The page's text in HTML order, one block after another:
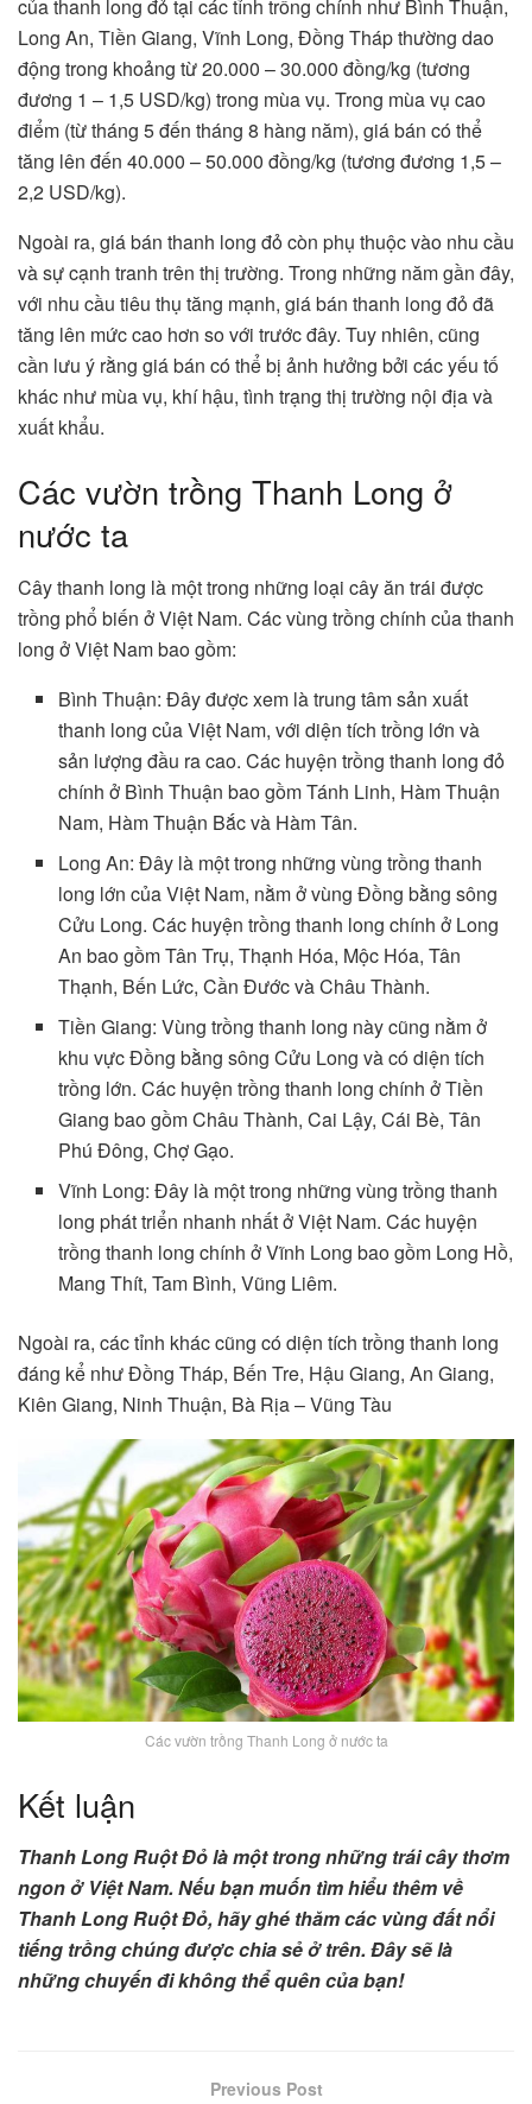
của thanh long đỏ tại các tỉnh trồng chính như Bình Thuận,
Long An, Tiền Giang, Vĩnh Long, Đồng Tháp thường dao
động trong khoảng từ 20.000 – 30.000 đồng/kg (tương
đương 1 – 1,5 USD/kg) trong mùa vụ. Trong mùa vụ cao
điểm (từ tháng 5 đến tháng 8 hàng năm), giá bán có thể
tăng lên đến 40.000 – 50.000 đồng/kg (tương đương 1,5 –
2,2 USD/kg).
Ngoài ra, giá bán thanh long đỏ còn phụ thuộc vào nhu cầu
và sự cạnh tranh trên thị trường. Trong những năm gần đây,
với nhu cầu tiêu thụ tăng mạnh, giá bán thanh long đỏ đã
tăng lên mức cao hơn so với trước đây. Tuy nhiên, cũng
cần lưu ý rằng giá bán có thể bị ảnh hưởng bởi các yếu tố
khác như mùa vụ, khí hậu, tình trạng thị trường nội địa và
xuất khẩu.
Các vườn trồng Thanh Long ở
nước ta
Cây thanh long là một trong những loại cây ăn trái được
trồng phổ biến ở Việt Nam. Các vùng trồng chính của thanh
long ở Việt Nam bao gồm:
Bình Thuận: Đây được xem là trung tâm sản xuất
thanh long của Việt Nam, với diện tích trồng lớn và
sản lượng đầu ra cao. Các huyện trồng thanh long đỏ
chính ở Bình Thuận bao gồm Tánh Linh, Hàm Thuận
Nam, Hàm Thuận Bắc và Hàm Tân.
Long An: Đây là một trong những vùng trồng thanh
long lớn của Việt Nam, nằm ở vùng Đồng bằng sông
Cửu Long. Các huyện trồng thanh long chính ở Long
An bao gồm Tân Trụ, Thạnh Hóa, Mộc Hóa, Tân
Thạnh, Bến Lức, Cần Đước và Châu Thành.
Tiền Giang: Vùng trồng thanh long này cũng nằm ở
khu vực Đồng bằng sông Cửu Long và có diện tích
trồng lớn. Các huyện trồng thanh long chính ở Tiền
Giang bao gồm Châu Thành, Cai Lậy, Cái Bè, Tân
Phú Đông, Chợ Gạo.
Vĩnh Long: Đây là một trong những vùng trồng thanh
long phát triển nhanh nhất ở Việt Nam. Các huyện
trồng thanh long chính ở Vĩnh Long bao gồm Long Hồ,
Mang Thít, Tam Bình, Vũng Liêm.
Ngoài ra, các tỉnh khác cũng có diện tích trồng thanh long
đáng kể như Đồng Tháp, Bến Tre, Hậu Giang, An Giang,
Kiên Giang, Ninh Thuận, Bà Rịa – Vũng Tàu
Các vườn trồng Thanh Long ở nước ta
Kết luận
Thanh Long Ruột Đỏ là một trong những trái cây thơm
ngon ở Việt Nam. Nếu bạn muốn tìm hiểu thêm về
Thanh Long Ruột Đỏ, hãy ghé thăm các vùng đất nổi
tiếng trồng chúng được chia sẻ ở trên. Đây sẽ là
những chuyến đi không thể quên của bạn!
Previous Post